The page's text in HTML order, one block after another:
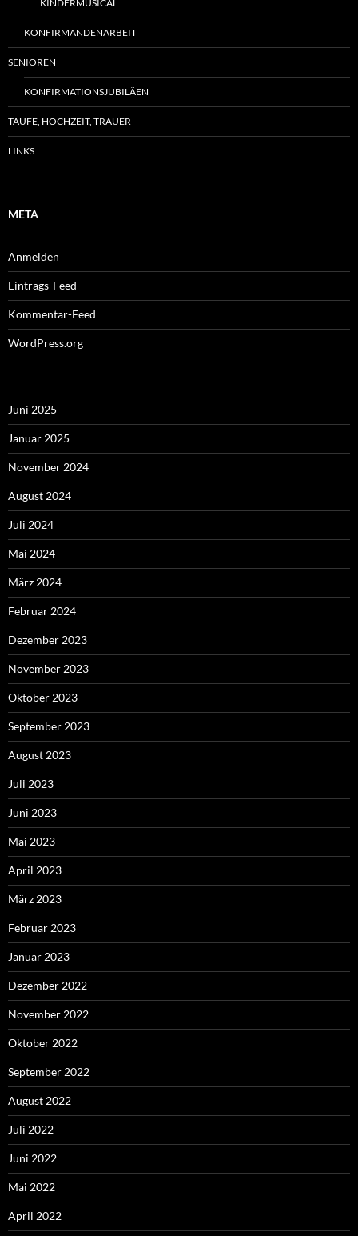
KINDERMUSICAL
KONFIRMANDENARBEIT
SENIOREN
KONFIRMATIONSJUBILÄEN
TAUFE, HOCHZEIT, TRAUER
LINKS
META
Anmelden
Eintrags-Feed
Kommentar-Feed
WordPress.org
Juni 2025
Januar 2025
November 2024
August 2024
Juli 2024
Mai 2024
März 2024
Februar 2024
Dezember 2023
November 2023
Oktober 2023
September 2023
August 2023
Juli 2023
Juni 2023
Mai 2023
April 2023
März 2023
Februar 2023
Januar 2023
Dezember 2022
November 2022
Oktober 2022
September 2022
August 2022
Juli 2022
Juni 2022
Mai 2022
April 2022